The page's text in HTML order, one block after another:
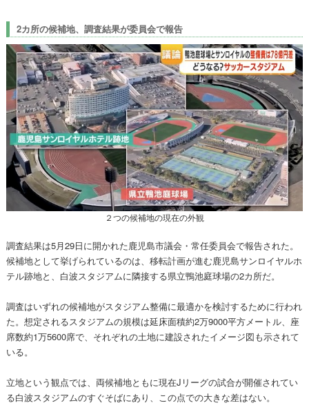
2カ所の候補地、調査結果が委員会で報告
２つの候補地の現在の外観
調査結果は5月29日に開かれた鹿児島市議会・常任委員会で報告された。
候補地として挙げられているのは、移転計画が進む鹿児島サンロイヤルホ
テル跡地と、白波スタジアムに隣接する県立鴨池庭球場の2カ所だ。
調査はいずれの候補地がスタジアム整備に最適かを検討するために行われ
た。想定されるスタジアムの規模は延床面積約2万9000平方メートル、座
席数約1万5600席で、それぞれの土地に建設されたイメージ図も示されて
いる。
立地という観点では、両候補地ともに現在Jリーグの試合が開催されてい
る白波スタジアムのすぐそばにあり、この点での大きな差はない。